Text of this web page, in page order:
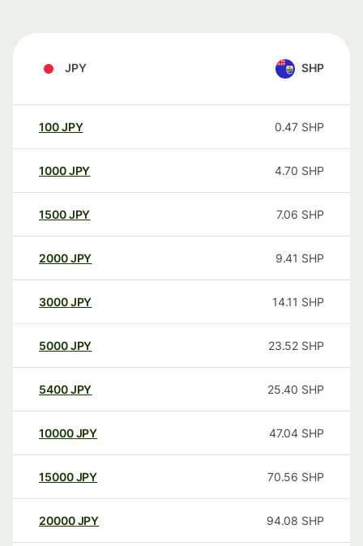
JPY SHP
100JPY 0.47 SHP
1000JPY 4.70 SHP
1500JPY 7.06 SHP
2000JPY 9.41 SHP
3000JPY 14.11 SHP
5000JPY 23.52 SHP
5400JPY 25.40 SHP
10000 JPY 47.04 SHP
15000 JPY 70.56 SHP
20000 JPY 94.08 SHP